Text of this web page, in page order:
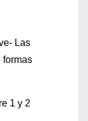
Las
formas
1 y 2